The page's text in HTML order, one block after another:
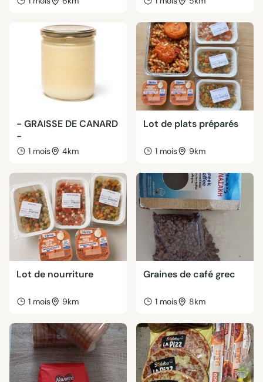
- GRAISSE DE CANARD
-
1 mois 4km
Lot de plats préparés
1 mois 9km
Lot de nourriture
1 mois 9km
Graines de café grec
1 mois 8km